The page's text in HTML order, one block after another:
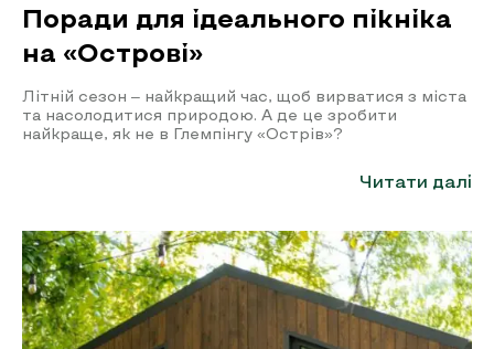
Поради для ідеального пікніка
на «Острові»
Літній сезон – найкращий час, щоб вирватися з міста
та насолодитися природою. А де це зробити
найкраще, як не в Глемпінгу «Острів»?
Читати далі